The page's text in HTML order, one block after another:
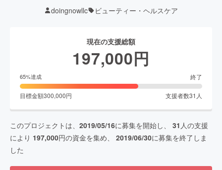
doingnowllc ビューティー・ヘルスケア
現在の支援総額
197,000円
65%達成 終了
目標金額300,000円 支援者数31 人
このプロジェクトは、 2019/05/16に募集を開始し、 31 人の支援
により 197,000円の資金を集め、 2019/06/30に募集を終了しま
した